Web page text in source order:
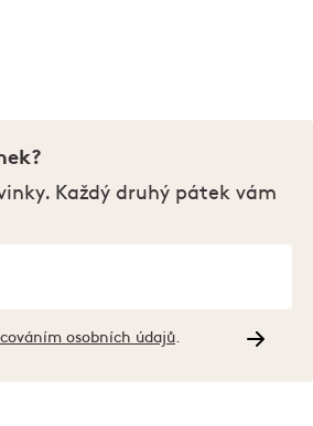
Každý druhý pátek vám
osobních údajů